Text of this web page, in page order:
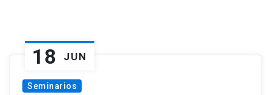
18 JUN
Seminarios